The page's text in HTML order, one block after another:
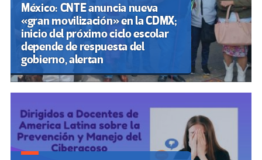
México: CNTE anuncia nueva
«gran movilización» en la CDMX;
inicio del próximo ciclo escolar
depende de respuesta del
gobierno, alertan